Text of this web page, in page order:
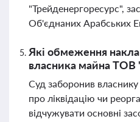
"Трейденергоресурс",
Об'єднаних Арабських
Які обмеження
власника майна ТОВ
Суд заборонив
про ліквідацію чи
відчужувати основні